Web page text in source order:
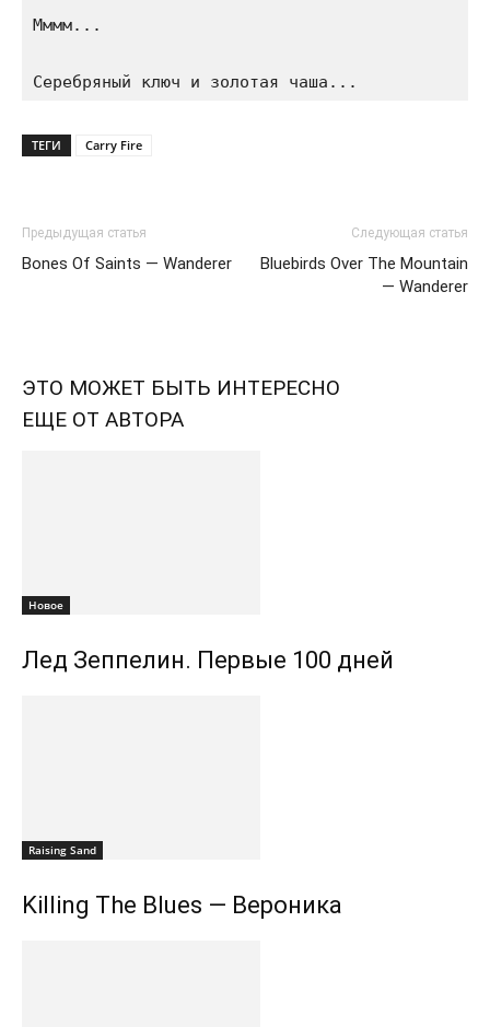
Мммм...
ТЕГИ Carry Fire
Предыдущая статья
Bones Of Saints — Wanderer
Следующая статья
Bluebirds Over The Mountain
— Wanderer
ЭТО МОЖЕТ БЫТЬ ИНТЕРЕСНО
ЕЩЕ ОТ АВТОРА
Новоe
Лед Зеппелин. Первые 100 дней
Raising Sand
Killing The Blues — Вероника